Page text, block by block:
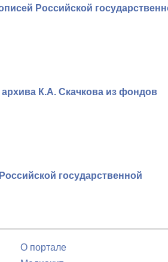
Российской
К.А. Скачкова из фондов
государственной
О портале